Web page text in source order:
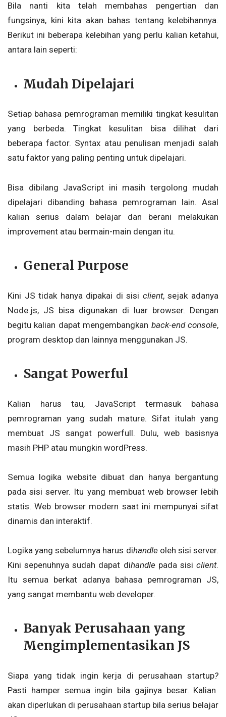
Bila nanti kita telah membahas pengertian dan
fungsinya, kini kita akan bahas tentang kelebihannya.
Berikut ini beberapa kelebihan yang perlu kalian ketahui,
antara lain seperti:
Mudah Dipelajari
Setiap bahasa pemrograman memiliki tingkat kesulitan
yang berbeda. Tingkat kesulitan bisa dilihat dari
beberapa factor. Syntax atau penulisan menjadi salah
satu faktor yang paling penting untuk dipelajari.
Bisa dibilang JavaScript ini masih tergolong mudah
dipelajari dibanding bahasa pemrograman lain. Asal
kalian serius dalam belajar dan berani melakukan
improvement atau bermain-main dengan itu.
General Purpose
Kini JS tidak hanya dipakai di sisi client, sejak adanya
Node.js, JS bisa digunakan di luar browser. Dengan
begitu kalian dapat mengembangkan back-end console,
program desktop dan lainnya menggunakan JS.
Sangat Powerful
Kalian harus tau, JavaScript termasuk bahasa
pemrograman yang sudah mature. Sifat itulah yang
membuat JS sangat powerfull. Dulu, web basisnya
masih PHP atau mungkin wordPress.
Semua logika website dibuat dan hanya bergantung
pada sisi server. Itu yang membuat web browser lebih
statis. Web browser modern saat ini mempunyai sifat
dinamis dan interaktif.
Logika yang sebelumnya harus dihandle oleh sisi server.
Kini sepenuhnya sudah dapat dihandlepada sisiclient.
Itu semua berkat adanya bahasa pemrograman JS,
yang sangat membantu web developer.
Banyak Perusahaan yang
Mengimplementasikan JS
Siapa yang tidak ingin kerja di perusahaan startup?
Pasti hamper semua ingin bila gajinya besar. Kalian
akan diperlukan di perusahaan startup bila serius belajar